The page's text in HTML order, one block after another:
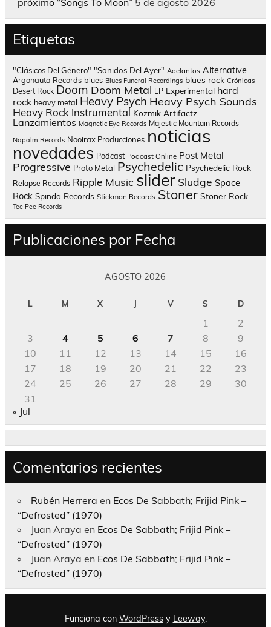
próximo “Songs To Moon” 5 de agosto 2026
Etiquetas
"Clásicos Del Género" "Sonidos Del Ayer" Adelantos Alternative
Argonauta Records blues Blues Funeral Recordings blues rock Crónicas
Desert Rock Doom Doom Metal EP Experimental hard
rock heavy metal Heavy Psych Heavy Psych Sounds
Heavy Rock Instrumental Kozmik Artifactz
Lanzamientos Magnetic Eye Records Majestic Mountain Records
Napalm Records Nooirax Producciones noticias
novedades Podcast Podcast Online Post Metal
Progressive Proto Metal Psychedelic Psychedelic Rock
Relapse Records Ripple Music slider Sludge Space
Rock Spinda Records Stickman Records Stoner Stoner Rock
Tee Pee Records
Publicaciones por Fecha
AGOSTO 2026
L M X J V S D
1
2
3
4 5 6 7 8
9
10
11 12 13 14 15
16
17
18 19 20 21 22
23
24
25 26 27 28 29
30
31
« Jul
Comentarios recientes
Rubén Herrera en Ecos De Sabbath; Frijid Pink –
“Defrosted” (1970)
Juan Araya en Ecos De Sabbath; Frijid Pink –
“Defrosted” (1970)
Juan Araya en Ecos De Sabbath; Frijid Pink –
“Defrosted” (1970)
Funciona con WordPressy Leeway.